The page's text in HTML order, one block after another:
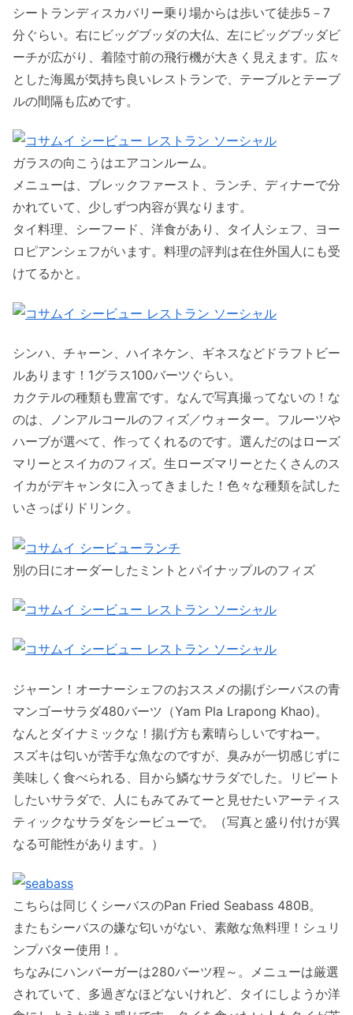
シートランディスカバリー乗り場からは歩いて徒歩5－7
分ぐらい。右にビッグブッダの大仏、左にビッグブッダビ
ーチが広がり、着陸寸前の飛行機が大きく見えます。広々
とした海風が気持ち良いレストランで、テーブルとテーブ
ルの間隔も広めです。
ガラスの向こうはエアコンルーム。
メニューは、ブレックファースト、ランチ、ディナーで分
かれていて、少しずつ内容が異なります。
タイ料理、シーフード、洋食があり、タイ人シェフ、ヨー
ロピアンシェフがいます。料理の評判は在住外国人にも受
けてるかと。
シンハ、チャーン、ハイネケン、ギネスなどドラフトビー
ルあります！1グラス100バーツぐらい。
カクテルの種類も豊富です。なんで写真撮ってないの！な
のは、ノンアルコールのフィズ／ウォーター。フルーツや
ハーブが選べて、作ってくれるのです。選んだのはローズ
マリーとスイカのフィズ。生ローズマリーとたくさんのス
イカがデキャンタに入ってきました！色々な種類を試した
いさっぱりドリンク。
別の日にオーダーしたミントとパイナップルのフィズ
ジャーン！オーナーシェフのおススメの揚げシーバスの青
マンゴーサラダ480バーツ（Yam Pla Lrapong Khao)。
なんとダイナミックな！揚げ方も素晴らしいですねー。
スズキは匂いが苦手な魚なのですが、臭みが一切感じずに
美味しく食べられる、目から鱗なサラダでした。リピート
したいサラダで、人にもみてみてーと見せたいアーティス
ティックなサラダをシービューで。（写真と盛り付けが異
なる可能性があります。）
こちらは同じくシーバスのPan Fried Seabass 480B。
またもシーバスの嫌な匂いがない、素敵な魚料理！シュリ
ンプバター使用！。
ちなみにハンバーガーは280バーツ程～。メニューは厳選
されていて、多過ぎなほどないけれど、タイにしようか洋